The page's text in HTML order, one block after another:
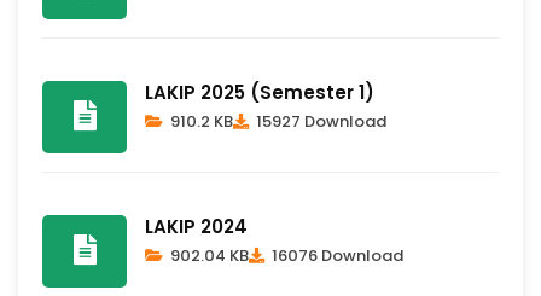
LAKIP 2025 (Semester 1)
910.2 KB 15927 Download
LAKIP 2024
902.04 KB 16076 Download